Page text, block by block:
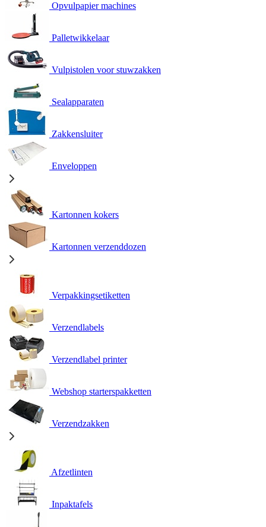
Opvulpapier machines
Palletwikkelaar
Vulpistolen voor stuwzakken
Sealapparaten
Zakkensluiter
Enveloppen
Kartonnen kokers
Kartonnen verzenddozen
Verpakkingsetiketten
Verzendlabels
Verzendlabel printer
Webshop starterspakketten
Verzendzakken
Afzetlinten
Inpaktafels